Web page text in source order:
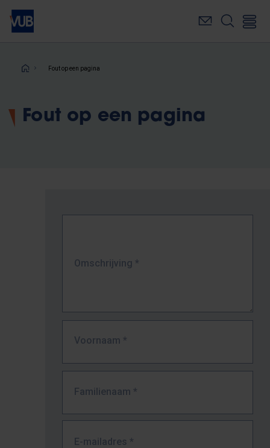
Overslaan
naar
inhoudKruimelpad
Fout op een pagina
Fout op een pagina
Omschrijving *
Voornaam *
Familienaam *
E-mailadres *